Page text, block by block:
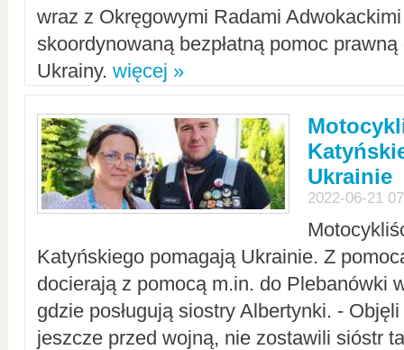
wraz z Okręgowymi Radami Adwokackimi
skoordynowaną bezpłatną pomoc
Ukrainy. więcej »
Ukrainie
2022-06-21
Katyńskiego pomagają Ukrainie. Z
docierają z pomocą m.in. do Plebanówki
gdzie posługują siostry Albertynki. -
jeszcze przed wojną, nie zostawili sióstr